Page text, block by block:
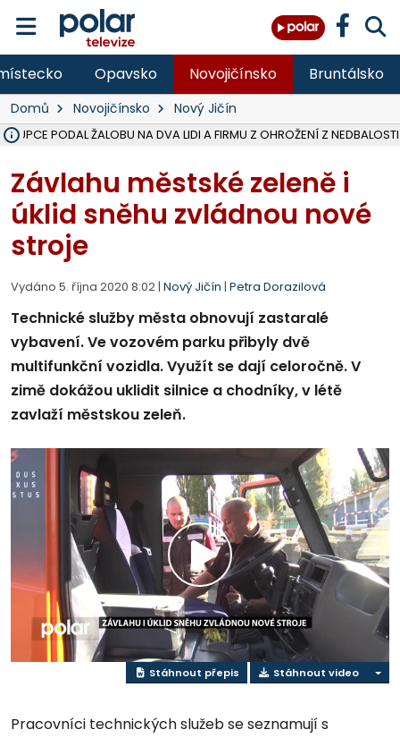
Opavsko Novojičínsko Bruntálsko
Domů Novojičínsko Nový Jičín
PODAL ŽALOBU NA DVA LIDI A FIRMU Z OHROŽENÍ Z NEDBALOSTI
Závlahu městské zeleně i
úklid sněhu zvládnou nové
stroje
Vydáno 5. října 2020 8:02 | Nový Jičín | Petra Dorazilová
Technické služby města obnovují zastaralé
vybavení. Ve vozovém parku přibyly dvě
multifunkční vozidla. Využít se dají celoročně. V
zimě dokážou uklidit silnice a chodníky, v létě
zavlaží městskou zeleň.
Přehrát
video
Stáhnout přepis Stáhnout video
Pracovníci technických služeb se seznamují s